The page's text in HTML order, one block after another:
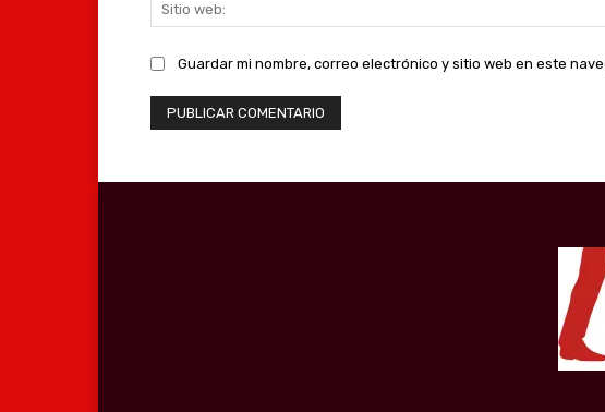
Guardar mi nombre, correo electrónico y sitio web en este